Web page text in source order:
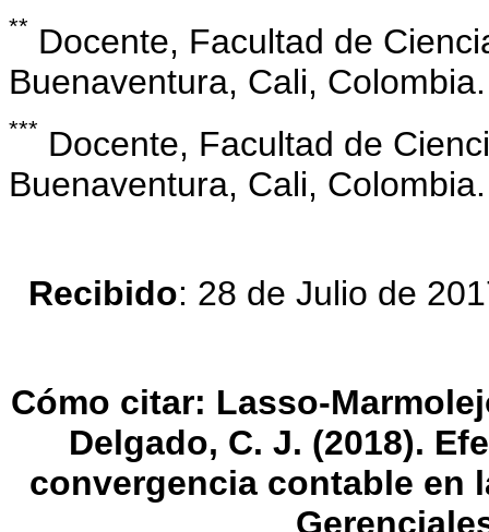
** Docente, Facultad de
Buenaventura, Cali, Colombia.
*** Docente, Facultad de
Buenaventura, Cali, Colombia.
Recibido: 28 de Julio de
Cómo citar: Lasso-
Delgado, C. J. (2018).
convergencia contable en